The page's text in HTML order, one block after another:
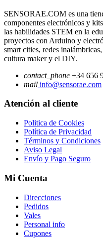
SENSORAE.COM es una
componentes electrónicos y
las habilidades STEM en la
proyectos con Arduino y
smart cities, redes
cultura maker y el DIY.
contact_phone +34 656
mail info@sensorae.com
Atención al cliente
Politica de Cookies
Política de Privacidad
Términos y Condiciones
Aviso Legal
Envío y Pago Seguro
Mi Cuenta
Direcciones
Pedidos
Vales
Personal info
Cupones